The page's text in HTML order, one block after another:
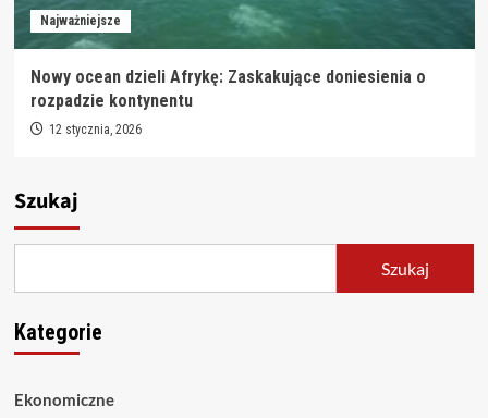
Najważniejsze
Nowy ocean dzieli Afrykę: Zaskakujące doniesienia o
rozpadzie kontynentu
12 stycznia, 2026
Szukaj
Szukaj
Kategorie
Ekonomiczne